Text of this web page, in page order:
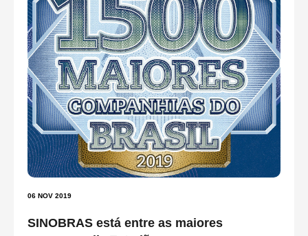
06 NOV 2019
SINOBRAS está entre as maiores